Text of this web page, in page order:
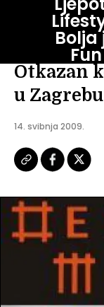
Bolja
Fun
ZABAVA
Otkazan
u Zagrebu
14. svibnja 2009.